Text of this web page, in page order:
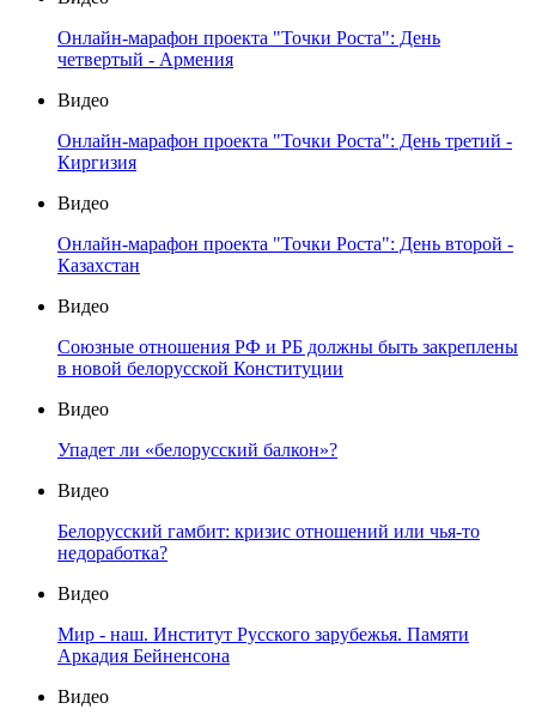
Онлайн-марафон проекта "Точки Роста": День
четвертый - Армения
Видео
Онлайн-марафон проекта "Точки Роста": День третий -
Киргизия
Видео
Онлайн-марафон проекта "Точки Роста": День второй -
Казахстан
Видео
Союзные отношения РФ и РБ должны быть закреплены
в новой белорусской Конституции
Видео
Упадет ли «белорусский балкон»?
Видео
Белорусский гамбит: кризис отношений или чья-то
недоработка?
Видео
Мир - наш. Институт Русского зарубежья. Памяти
Аркадия Бейненсона
Видео